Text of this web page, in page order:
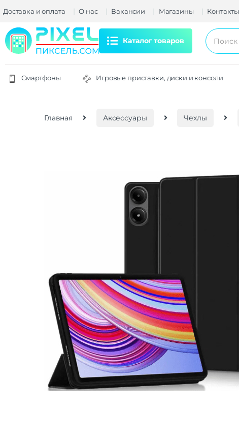
Доставка и оплата О нас Вакансии Магазины Контакты
Каталог товаров
Смартфоны Игровые приставки, диски и консоли
Главная Аксессуары Чехлы